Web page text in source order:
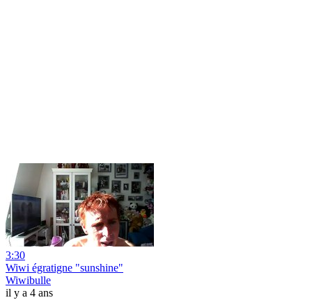
3:30
Wiwi égratigne "sunshine"
Wiwibulle
il y a 4 ans